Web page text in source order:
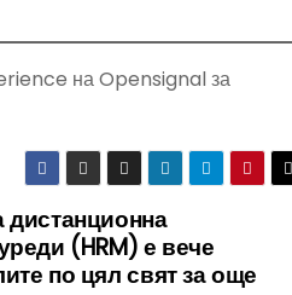
на Opensignal за
дистанционна
(HRM) е вече
по цял свят за още